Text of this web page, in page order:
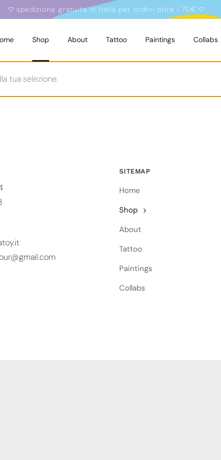
🤍 spedizione gratuita in Italia per ordini oltre i 70€ 🤍
Shop About Tattoo Paintings Collabs
tua selezione.
SITEMAP
Home
Shop
About
Tattoo
Paintings
Collabs